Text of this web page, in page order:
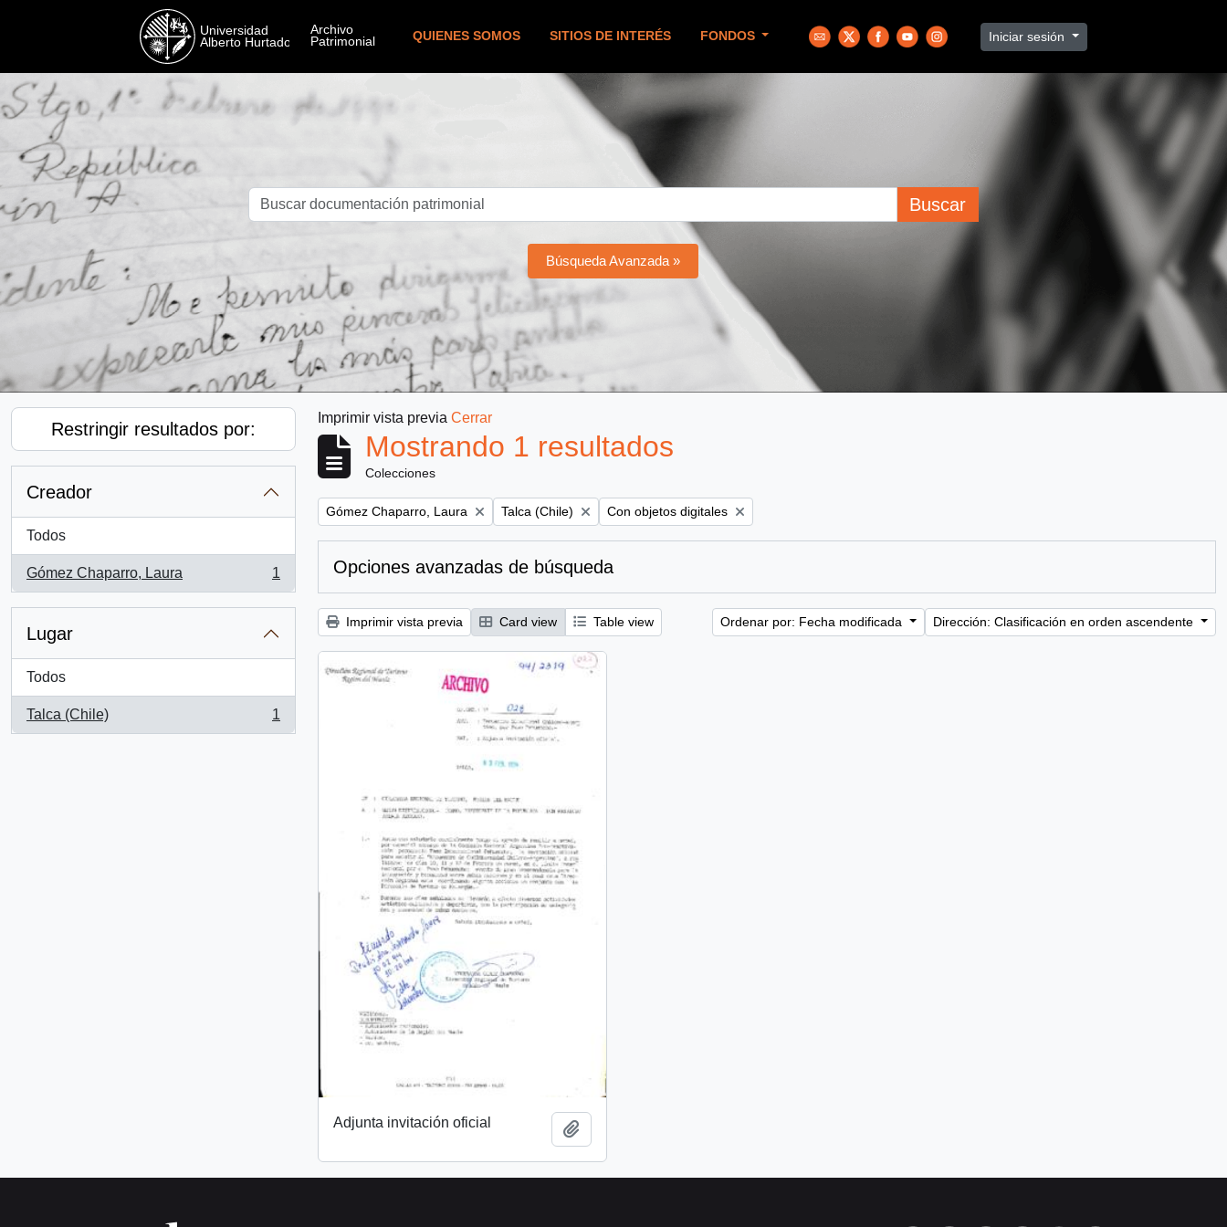
QUIENES SOMOS SITIOS DE INTERÉS FONDOS Iniciar sesión
Buscar
Búsqueda Avanzada »
Restringir resultados por:
Creador
Todos
Gómez Chaparro, Laura
, 1 resultados
1
Lugar
Todos
Talca (Chile)
, 1 resultados
1
Imprimir vista previa Cerrar
Mostrando 1 resultados
Colecciones
Remove filter:
Gómez Chaparro, Laura Remove filter:
Talca (Chile) Remove filter:
Con objetos digitales
Opciones avanzadas de búsqueda
Imprimir vista previa Card view Table view Ordenar por: Fecha modificada Dirección: Clasificación en orden ascendente
Adjunta invitación oficial